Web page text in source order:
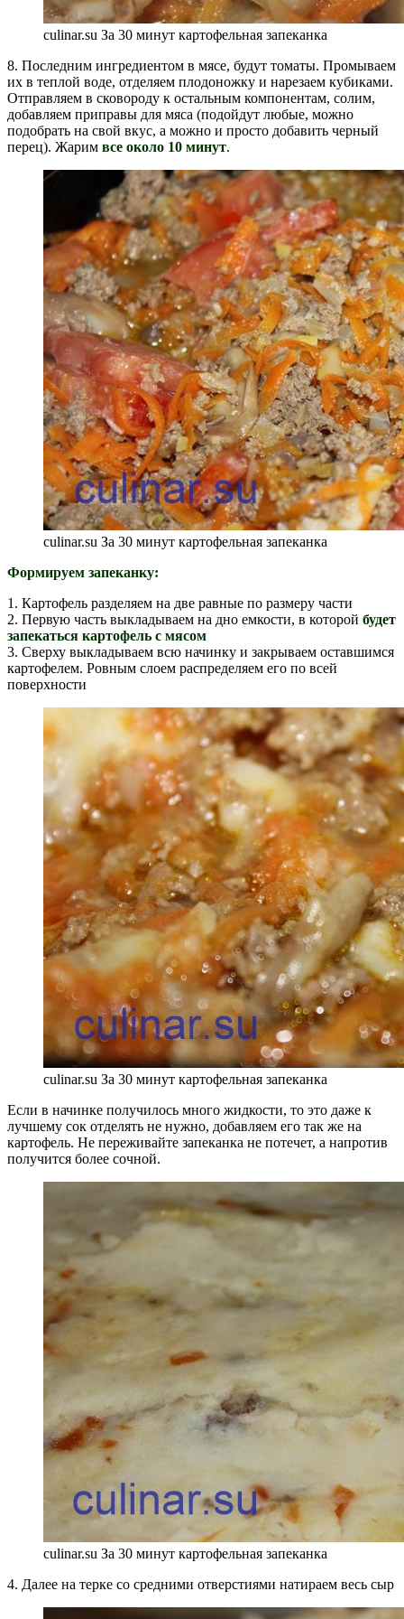
culinar.su За 30 минут картофельная запеканка
8. Последним ингредиентом в мясе, будут томаты. Промываем
их в теплой воде, отделяем плодоножку и нарезаем кубиками.
Отправляем в сковороду к остальным компонентам, солим,
добавляем приправы для мяса (подойдут любые, можно
подобрать на свой вкус, а можно и просто добавить черный
перец). Жарим все около 10 минут.
culinar.su За 30 минут картофельная запеканка
Формируем запеканку:
1. Картофель разделяем на две равные по размеру части
2. Первую часть выкладываем на дно емкости, в которой будет
запекаться картофель с мясом
3. Сверху выкладываем всю начинку и закрываем оставшимся
картофелем. Ровным слоем распределяем его по всей
поверхности
culinar.su За 30 минут картофельная запеканка
Если в начинке получилось много жидкости, то это даже к
лучшему сок отделять не нужно, добавляем его так же на
картофель. Не переживайте запеканка не потечет, а напротив
получится более сочной.
culinar.su За 30 минут картофельная запеканка
4. Далее на терке со средними отверстиями натираем весь сыр